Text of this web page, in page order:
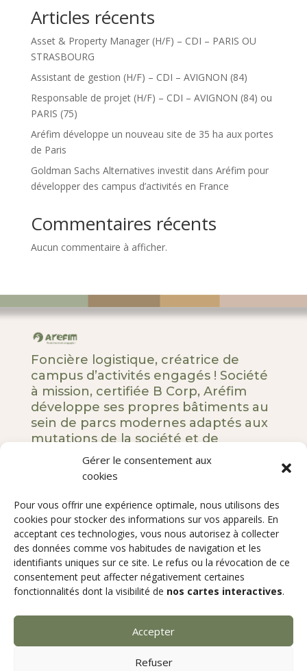
Gérer le consentement aux
cookies
Pour vous offrir une expérience optimale, nous utilisons des
cookies pour stocker des informations sur vos appareils. En
acceptant ces technologies, vous nous autorisez à collecter
des données comme vos habitudes de navigation et les
identifiants uniques sur ce site. Le refus ou la révocation de ce
consentement peut affecter négativement certaines
fonctionnalités dont la visibilité de nos cartes interactives.
Accepter
Refuser
Articles récents
Asset & Property Manager (H/F) – CDI – PARIS OU
STRASBOURG
Assistant de gestion (H/F) – CDI – AVIGNON (84)
Responsable de projet (H/F) – CDI – AVIGNON (84) ou
PARIS (75)
Aréfim développe un nouveau site de 35 ha aux portes
de Paris
Goldman Sachs Alternatives investit dans Aréfim pour
développer des campus d’activités en France
Commentaires récents
Aucun commentaire à afficher.
Foncière logistique, créatrice de
campus d’activités engagés ! Société
à mission, certifiée B Corp, Aréfim
développe ses propres bâtiments au
sein de parcs modernes adaptés aux
mutations de la société et de
l’entreprise.
5 rue Royale – 75008 Paris
Notre ADN
Nos engagements
Nos développements
Qui sommes-nous ?
Contact
Copyright©2024 AREFIM
Politique de confidentialité